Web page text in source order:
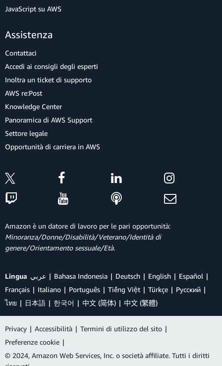
JavaScript su AWS
Assistenza
Contattaci
Accedi ai consigli degli esperti
Inoltra un ticket di supporto
AWS re:Post
Knowledge Center
Panoramica di AWS Support
Settore legale
Opportunità di carriera in AWS
Amazon è un datore di lavoro per le pari opportunità:
Minoranza/Donne/Disabilità/Veterano/Identità di
genere/Orientamento sessuale/Età.
Lingua عربي Bahasa Indonesia Deutsch English
Español
Français
Italiano Português Tiếng Việt Türkçe
Ρусский
ไทย
日本語 한국어 中文 (简体) 中文 (繁體)
Privacy | Accessibilità | Termini di utilizzo del sito |
Preferenze cookie |
© 2024, Amazon Web Services, Inc. o società affiliate. Tutti i diritti